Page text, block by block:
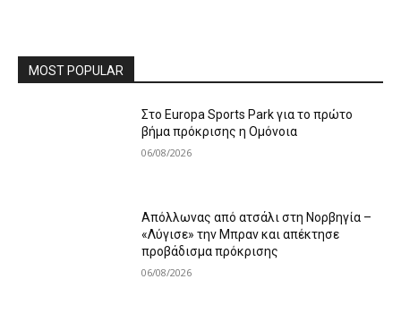
MOST POPULAR
Στο Europa Sports Park για το πρώτο
βήμα πρόκρισης η Ομόνοια
06/08/2026
Απόλλωνας από ατσάλι στη Νορβηγία –
«Λύγισε» την Μπραν και απέκτησε
προβάδισμα πρόκρισης
06/08/2026